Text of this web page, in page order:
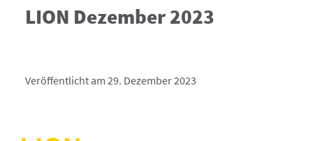
LION Dezember 2023
Veröffentlicht am 29. Dezember 2023